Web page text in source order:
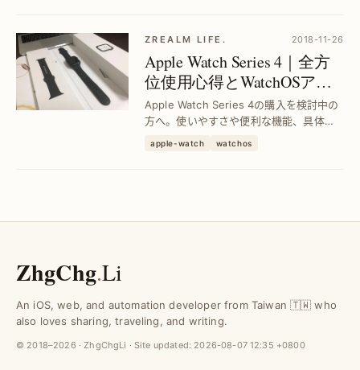
ZREALM LIFE. 2018-11-26
Apple Watch Series 4｜全方
位使用心得とWatchOSアプ
リおすすめガイド
Apple Watch Series 4の購入を検討中の
方へ。使いやすさや便利な機能、具体的
アプリも紹介。これで快適なスマートウ
apple-watch watchos
ZhgChg.Li
An iOS, web, and automation developer from Taiwan 🇹🇼 who
also loves sharing, traveling, and writing.
© 2018–2026 · ZhgChgLi · Site updated: 2026-08-07 12:35 +0800